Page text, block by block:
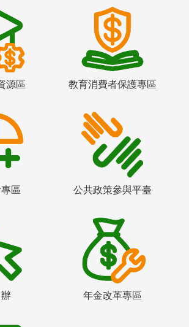
源區 教育消費者保護專區
區 公共政策參與平臺
年金改革專區